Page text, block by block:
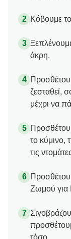
Κόβουμε
άκρη.
ζεσταθεί,
μέχρι να
το κύμινο,
τις
Ζωμού για
τόσο.